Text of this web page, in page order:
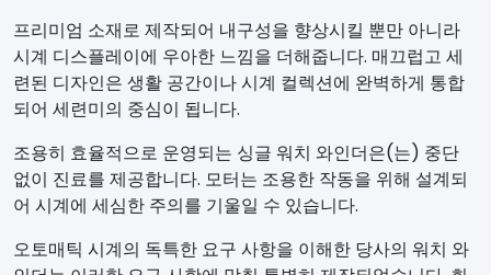
프리미엄 소재로 제작되어 내구성을 향상시킬 뿐만 아니라
시계 디스플레이에 우아한 느낌을 더해줍니다. 매끄럽고 세
련된 디자인은 생활 공간이나 시계 컬렉션에 완벽하게 통합
되어 세련미의 중심이 됩니다.
조용히 효율적으로 운영되는 싱글 워치 와인더은(는) 중단
없이 진료를 제공합니다. 모터는 조용한 작동을 위해 설계되
어 시계에 세심한 주의를 기울일 수 있습니다.
오토매틱 시계의 독특한 요구 사항을 이해한 당사의 워치 와